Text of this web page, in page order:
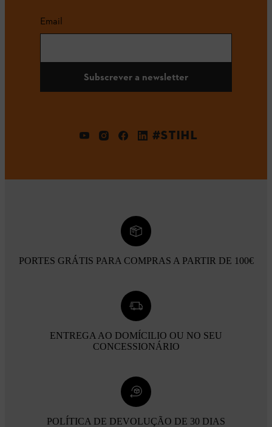
Email
Subscrever a newsletter
#STIHL
PORTES GRÁTIS PARA COMPRAS A PARTIR DE 100€
ENTREGA AO DOMÍCILIO OU NO SEU
CONCESSIONÁRIO
POLÍTICA DE DEVOLUÇÃO DE 30 DIAS